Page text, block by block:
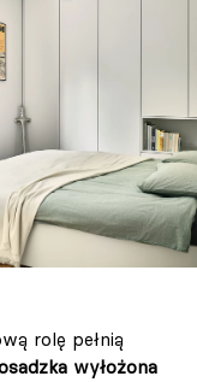
rolę pełnią
wyłożona